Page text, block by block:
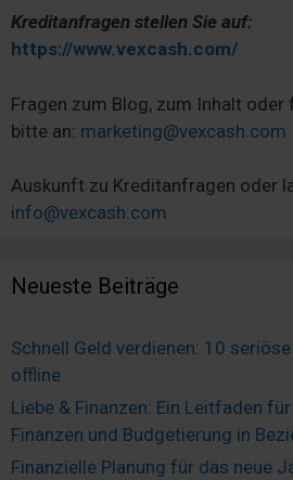
Kreditanfragen stellen Sie auf:
https://www.vexcash.com/
Fragen zum Blog, zum Inhalt oder
bitte an: marketing@vexcash.com
Auskunft zu Kreditanfragen oder
info@vexcash.com
Neueste Beiträge
Schnell Geld verdienen: 10
offline
Liebe & Finanzen: Ein Leitfaden
Finanzen und Budgetierung in
Finanzielle Planung für das neue